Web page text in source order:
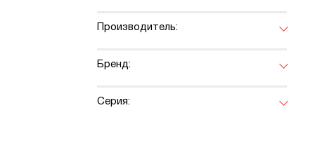
Производитель:
Бренд:
Серия: